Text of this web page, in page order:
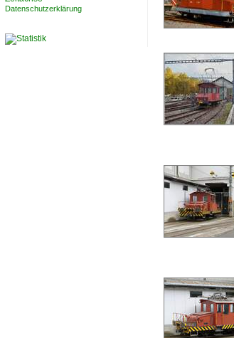
Datenschutzerklärung